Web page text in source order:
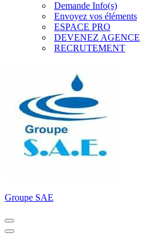
Demande Info(s)
Envoyez vos éléments
ESPACE PRO
DEVENEZ AGENCE
RECRUTEMENT
Groupe SAE
Menu
de
Menu